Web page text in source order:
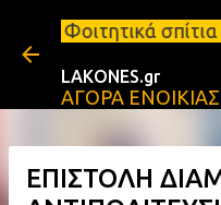
Μετάβαση στο
σπίτια προς
LAKONES.gr
ΑΓΟΡΑ
ΕΠΙΣΤΟΛΗ